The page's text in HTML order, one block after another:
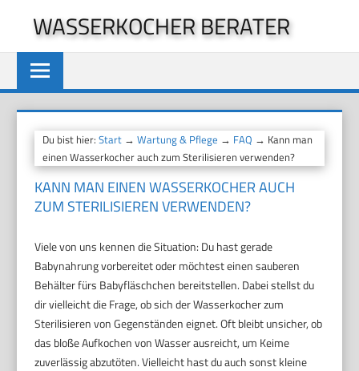
springen
WASSERKOCHER BERATER
Du bist hier:Start →Wartung & Pflege → FAQ → Kann man
einen Wasserkocher auch zum Sterilisieren verwenden?
KANN MAN EINEN WASSERKOCHER AUCH
ZUM STERILISIEREN VERWENDEN?
Viele von uns kennen die Situation: Du hast gerade
Babynahrung vorbereitet oder möchtest einen sauberen
Behälter fürs Babyfläschchen bereitstellen. Dabei stellst du
dir vielleicht die Frage, ob sich der Wasserkocher zum
Sterilisieren von Gegenständen eignet. Oft bleibt unsicher, ob
das bloße Aufkochen von Wasser ausreicht, um Keime
zuverlässig abzutöten. Vielleicht hast du auch sonst kleine